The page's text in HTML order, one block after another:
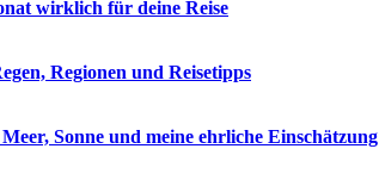
wirklich für deine Reise
Regionen und Reisetipps
Sonne und meine ehrliche Einschätzung